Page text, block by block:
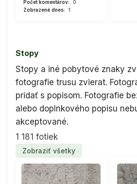
Počet komentárov:
0
Zobrazené dnes:
1
Stopy
Stopy a iné pobytové znaky
fotografie trusu zvierat.
pridať s popisom. Fotografie
alebo doplnkového popisu
akceptované.
1 181 fotiek
Zobraziť všetky